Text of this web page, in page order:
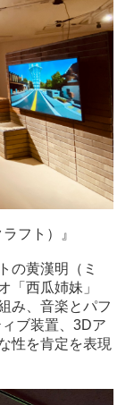
フト）』
の黄漢明（ミ
「西瓜姉妹」
み、音楽とパフ
ブ装置、3Dア
性を肯定を表現